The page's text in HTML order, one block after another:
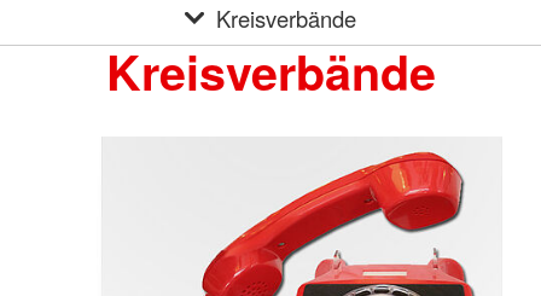
Kreisverbände
Kreisverbände